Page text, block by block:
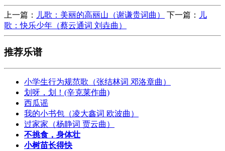
上一篇： 儿歌：美丽的高丽山（谢谦贵词曲） 下一篇：
儿
歌：快乐少年（蔡云通词 刘垚曲）
推荐乐谱
小学生行为规范歌（张结林词 邓洛章曲）
划呀，划！(辛克莱作曲)
西瓜谣
我的小书包（凌大鑫词 欧波曲）
过家家（杨静词 贾云曲）
不挑食，身体壮
小树苗长得快